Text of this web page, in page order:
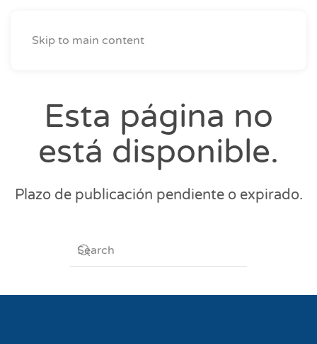
Skip to main content
Esta página no
está disponible.
Plazo de publicación pendiente o expirado.